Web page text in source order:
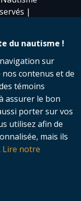
|
du nautisme !
sur
contenus et de
témoins
assurer le bon
porter sur vos
utilisez afin de
mais ils
Lire notre